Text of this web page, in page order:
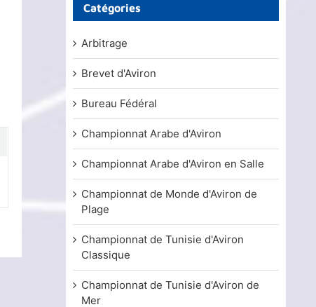
Catégories
Arbitrage
Brevet d'Aviron
Bureau Fédéral
Championnat Arabe d'Aviron
Championnat Arabe d'Aviron en Salle
Championnat de Monde d'Aviron de
Plage
Championnat de Tunisie d'Aviron
Classique
Championnat de Tunisie d'Aviron de
Mer